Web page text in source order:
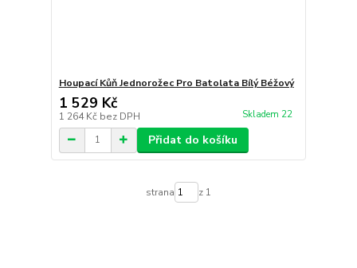
Houpací Kůň Jednorožec Pro Batolata Bílý Béžový
1 529 Kč
1 264 Kč bez DPH Skladem 22
Přidat do košíku
strana z 1